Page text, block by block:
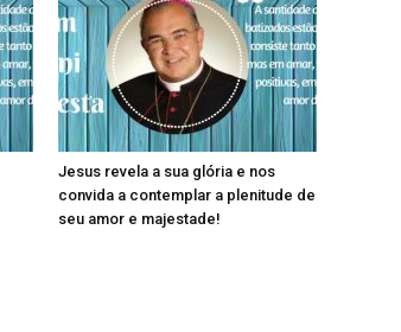
Jesus revela a sua glória e nos
convida a contemplar a plenitude de
seu amor e majestade!